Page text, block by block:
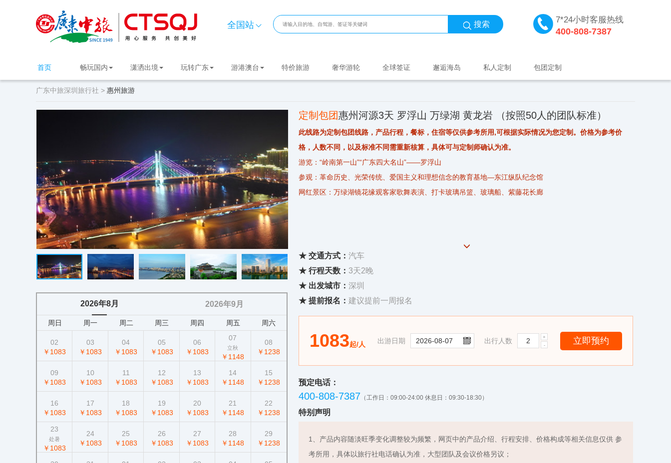
全国站 搜索 7*24小时客服热线
400-808-7387
首页 畅玩国内 潇洒出境 玩转广东 游港澳台 特价旅游 奢华游轮 全球签证 邂逅海岛 私人定制 包团定制
广东中旅深圳旅行社 > 惠州旅游
2026年8月 2026年9月
周日 周一 周二 周三 周四 周五 周六
02
￥1083
03
￥1083
04
￥1083
05
￥1083
06
￥1083
07
立秋
￥1148
08
￥1238
09
￥1083
10
￥1083
11
￥1083
12
￥1083
13
￥1083
14
￥1148
15
￥1238
16
￥1083
17
￥1083
18
￥1083
19
￥1083
20
￥1083
21
￥1148
22
￥1238
23
处暑
￥1083
24
￥1083
25
￥1083
26
￥1083
27
￥1083
28
￥1148
29
￥1238
定制包团惠州河源3天 罗浮山 万绿湖 黄龙岩 （按照50人的团队标准）
此线路为定制包团线路，产品行程，餐标，住宿等仅供参考所用,可根据实际情况为您定制。价格为参考价
格，人数不同，以及标准不同需重新核算，具体可与定制师确认为准。
游览：“岭南第一山”“广东四大名山”——罗浮山
参观：革命历史、光荣传统、爱国主义和理想信念的教育基地—东江纵队纪念馆
网红景区：万绿湖镜花缘观客家歌舞表演、打卡玻璃吊篮、玻璃船、紫藤花⻓廊
★ 交通方式： 汽车
★ 行程天数： 3天2晚
★ 出发城市： 深圳
★ 提前报名： 建议提前一周报名
1083起/人 出游日期 出行人数
预定电话：
400-808-7387 （工作日：09:00-24:00 休息日：09:30-18:30）
特别声明
1、产品内容随淡旺季变化调整较为频繁，网页中的产品介绍、行程安排、价格构成等相关信息仅供 参
考所用，具体以旅行社电话确认为准，大型团队及会议价格另议；